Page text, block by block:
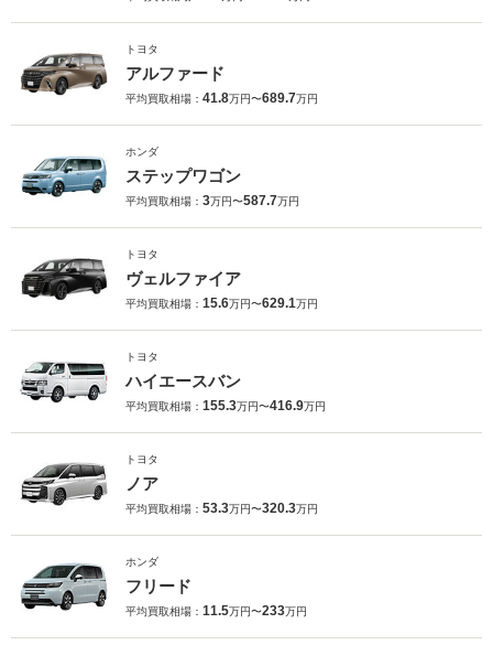
トヨタ
アルファード
平均買取相場： 41.8万円〜689.7万円
ホンダ
ステップワゴン
平均買取相場： 3万円〜587.7万円
トヨタ
ヴェルファイア
平均買取相場： 15.6万円〜629.1万円
トヨタ
ハイエースバン
平均買取相場： 155.3万円〜416.9万円
トヨタ
ノア
平均買取相場： 53.3万円〜320.3万円
ホンダ
フリード
平均買取相場： 11.5万円〜233万円